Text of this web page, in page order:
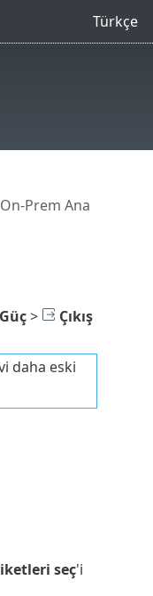
Türkçe
On-Prem Ana
Güç>
Çıkış
daha eski
seç'i